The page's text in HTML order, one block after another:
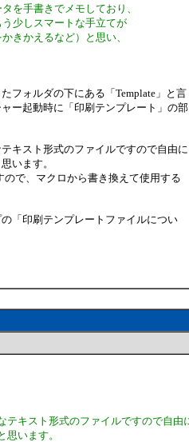
を手書きでメモしており、
少しスマートな手立てが
きかえるなど）と思い、
フォルダの下にある「Template」と言
ー起動時に「印刷テンプレート」の部
キスト形式のファイルですので自由に
います。
で、マクロから書き換えて使用する
「印刷テンプレートファイルについ
キスト形式のファイルですので自由
います。